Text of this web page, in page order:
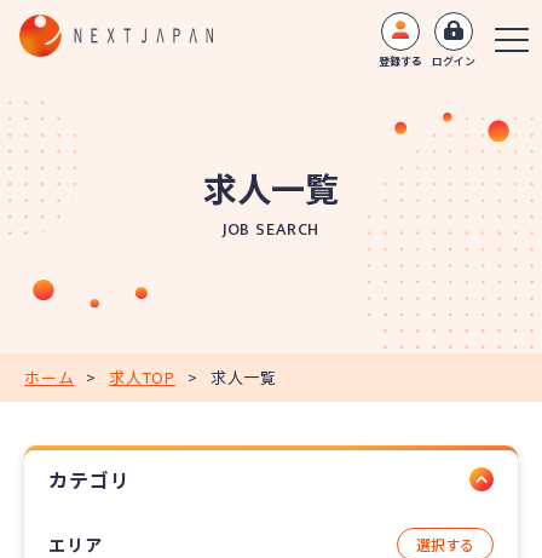
登録する ログイン
求人一覧
JOB SEARCH
ホーム > 求人TOP > 求人一覧
カテゴリ
エリア 選択する